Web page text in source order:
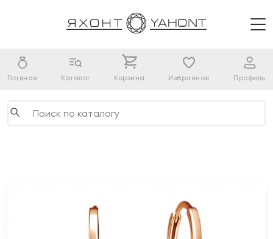
Главная Каталог Корзина Избранное Профиль